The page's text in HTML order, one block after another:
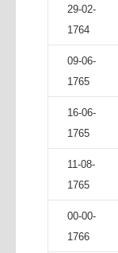
29-02-
1764
09-06-
1765
16-06-
1765
11-08-
1765
00-00-
1766